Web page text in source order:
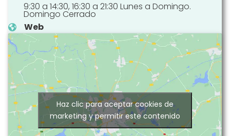
9:30 a 14:30, 16:30 a 21:30 Lunes a Domingo.
Domingo Cerrado
Web
Haz clic para aceptar cookies de
marketing y permitir este contenido